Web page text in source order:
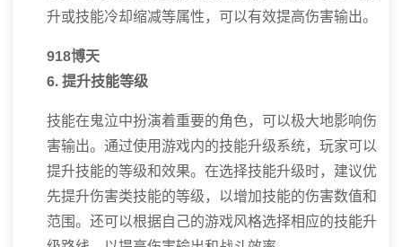
升或技能冷却缩减等属性，可以有效提高伤害输出。
918博天
6. 提升技能等级
技能在鬼泣中扮演着重要的角色，可以极大地影响伤
害输出。通过使用游戏内的技能升级系统，玩家可以
提升技能的等级和效果。在选择技能升级时，建议优
先提升伤害类技能的等级，以增加技能的伤害数值和
范围。还可以根据自己的游戏风格选择相应的技能升